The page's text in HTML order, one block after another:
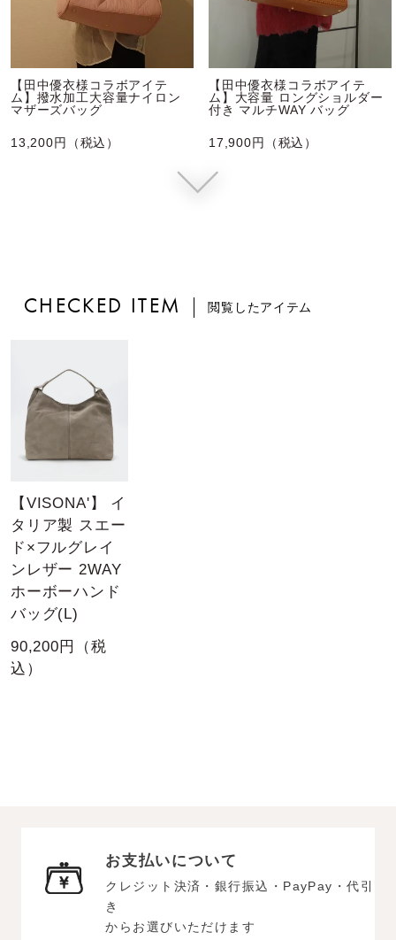
【田中優衣様コラボアイテ
ム】撥水加工大容量ナイロン
マザーズバッグ
13,200円（税込）
【田中優衣様コラボアイテ
ム】大容量 ロングショルダー
付き マルチWAY バッグ
17,900円（税込）
CHECKED ITEM 閲覧したアイテム
【VISONA'】 イ
タリア製 スエー
ド×フルグレイ
ンレザー 2WAY
ホーボーハンド
バッグ(L)
90,200円（税
込）
お支払いについて
クレジット決済・銀行振込・PayPay・代引
き
からお選びいただけます